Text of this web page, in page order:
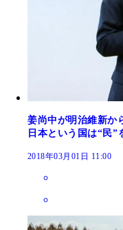
姜尚中が明治維新か
日本という国は“民”
2018年03月01日 11:00